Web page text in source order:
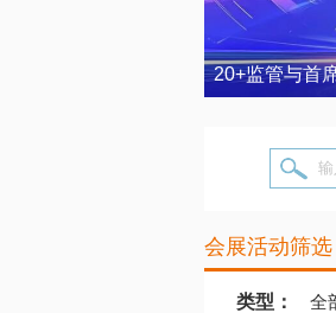
20+监管与首
会展活动筛选
类型： 全